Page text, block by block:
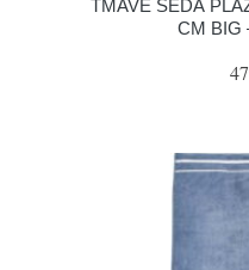
TMAVĚ ŠEDÁ
CM BIG